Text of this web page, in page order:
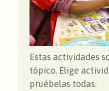
Estas actividades
tópico. Elige
pruébelas todas.